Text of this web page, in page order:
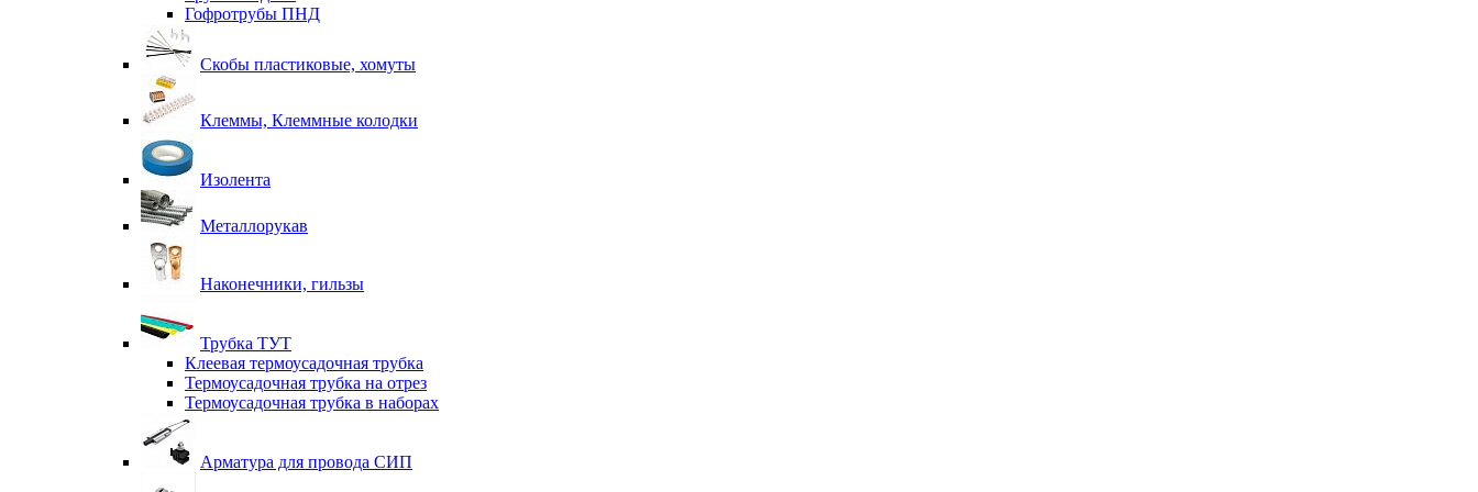
Гофротрубы ПНД
Скобы пластиковые, хомуты
Клеммы, Клеммные колодки
Изолента
Металлорукав
Наконечники, гильзы
Трубка ТУТ
Клеевая термоусадочная трубка
Термоусадочная трубка на отрез
Термоусадочная трубка в наборах
Арматура для провода СИП